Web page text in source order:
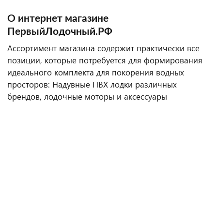
О интернет магазине
ПервыйЛодочный.РФ
Ассортимент магазина содержит практически все
позиции, которые потребуется для формирования
идеального комплекта для покорения водных
просторов: Надувные ПВХ лодки различных
брендов, лодочные моторы и аксессуары